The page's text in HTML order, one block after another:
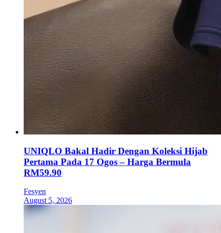
UNIQLO Bakal Hadir Dengan Koleksi Hijab
Pertama Pada 17 Ogos – Harga Bermula
RM59.90
Fesyen
August 5, 2026